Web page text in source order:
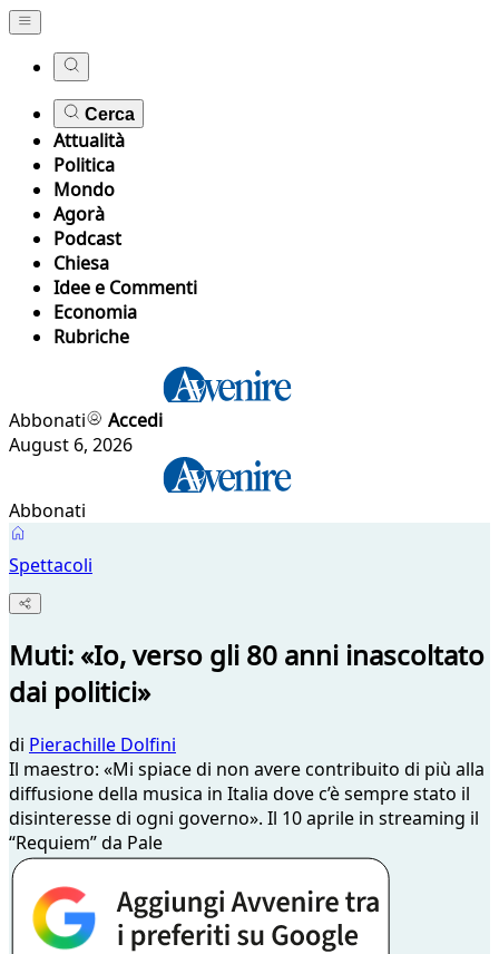
Cerca
Attualità
Politica
Mondo
Agorà
Podcast
Chiesa
Idee e Commenti
Economia
Rubriche
Abbonati
Accedi
August 6, 2026
Abbonati
Spettacoli
Muti: «Io, verso gli 80 anni inascoltato
dai politici»
di Pierachille Dolfini
Il maestro: «Mi spiace di non avere contribuito di più alla
diffusione della musica in Italia dove c’è sempre stato il
disinteresse di ogni governo». Il 10 aprile in streaming il
“Requiem” da Pale